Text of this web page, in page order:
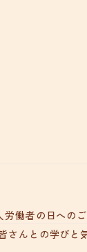
労働者の日への